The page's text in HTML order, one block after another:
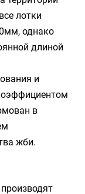
лотки
однако
длиной
и
в
жби.